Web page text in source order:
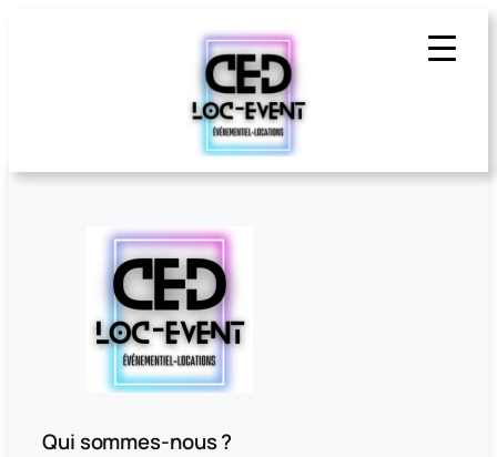
Qui sommes-nous ?